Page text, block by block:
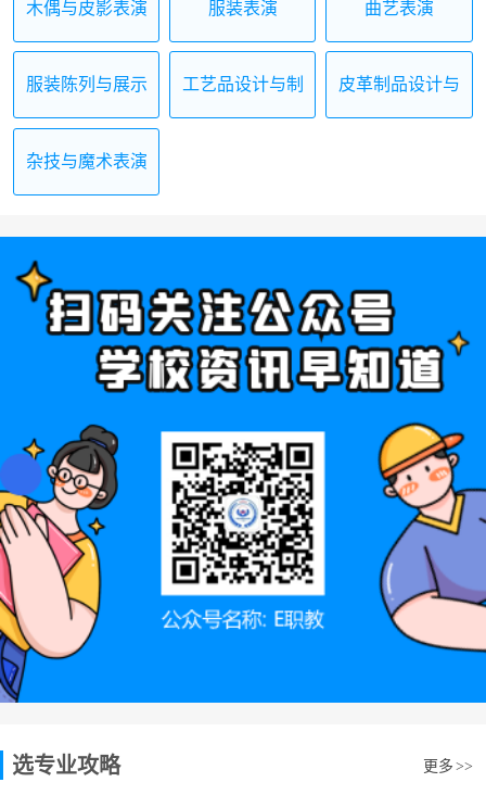
木偶与皮影表演
服装表演 曲艺表演
服装陈列与展示
工艺品设计与制
皮革制品设计与
杂技与魔术表演
选专业攻略 更多 >>